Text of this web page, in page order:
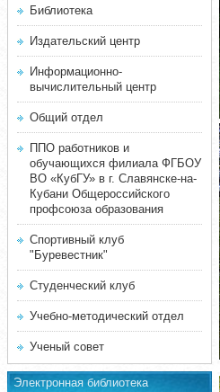
Библиотека
Издательский центр
Информационно-
вычислительный центр
Общий отдел
ППО работников и
обучающихся филиала ФГБОУ
ВО «КубГУ» в г. Славянске-на-
Кубани Общероссийского
профсоюза образования
Спортивный клуб
"Буревестник"
Студенческий клуб
Учебно-методический отдел
Ученый совет
Электронная библиотека